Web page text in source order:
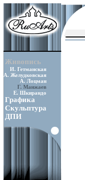
Живопись
И. Гетманская
А. Желудковская
А. Лоцман
Г. Манжаев
Е. Шкирандо
Графика
Скульптура
ДПИ